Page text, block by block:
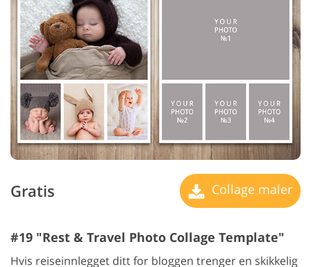
Gratis Collage maler
#19 "Rest & Travel Photo Collage Template"
Hvis reiseinnlegget ditt for bloggen trenger en skikkelig